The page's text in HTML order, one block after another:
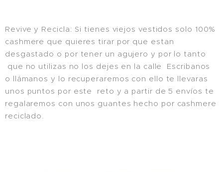
Revive y Recicla: Si tienes viejos vestidos solo 100%
cashmere que quieres tirar por que estan
desgastado o por tener un agujero y por lo tanto
que no utilizas no los dejes en la calle Escribanos
o llámanos y lo recuperaremos con ello te llevaras
unos puntos por este reto y a partir de 5 envíos te
regalaremos con unos guantes hecho por cashmere
reciclado.